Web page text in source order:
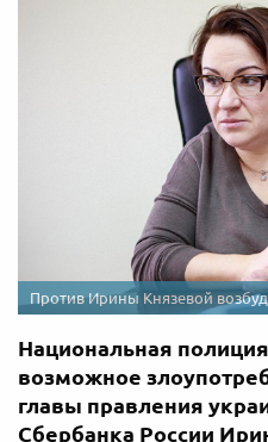
Против Ирины Князевой
Национальная
возможное
главы правления
Сбербанка России